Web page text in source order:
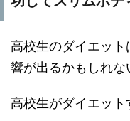
高校生のダイエッ
響が出るかもしれな
高校生がダイエット